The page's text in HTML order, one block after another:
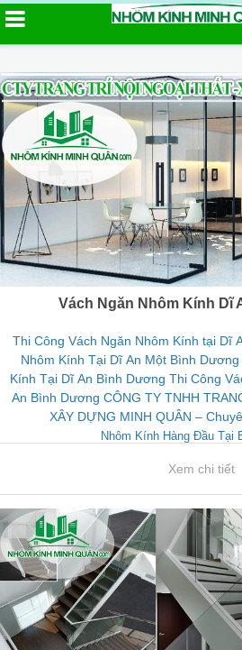
Vách Ngăn Nhôm Kính Dĩ
Thi Công Vách Ngăn Nhôm Kính tại Dĩ
Nhôm Kính Tại Dĩ An Một Bình
Kính Tại Dĩ An Bình Dương Thi Công
An Bình Dương CÔNG TY TNHH
XÂY DỰNG MINH QUÂN –
Nhôm Kính Hàng Đầu Tại
Xem chi tiết